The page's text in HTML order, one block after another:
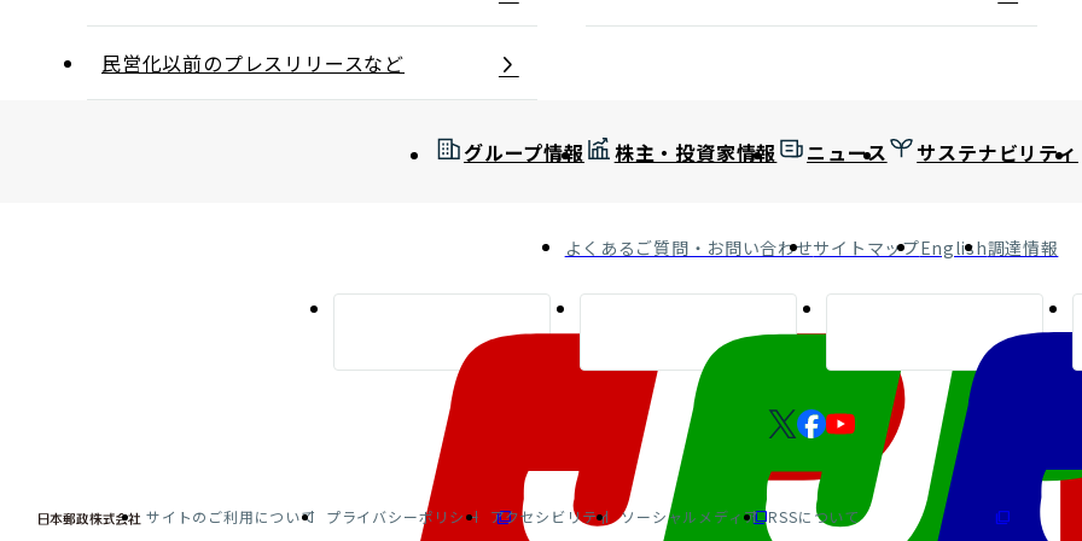
民営化以前のプレスリリースなど
グループ情報 株主・投資家情報 ニュース サステナビリティ
よくあるご質問・お問い合わせサイトマップEnglish調達情報
サイトのご利用について プライバシーポリシー アクセシビリティ ソーシャルメディア RSSについて